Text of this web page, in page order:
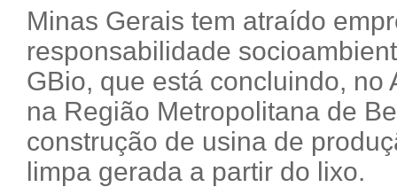
Minas Gerais tem atraído
responsabilidade
GBio, que está concluindo, no
na Região Metropolitana de
construção de usina de
limpa gerada a partir do lixo.